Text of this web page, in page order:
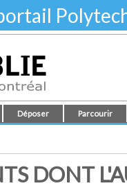
Déposer Parcourir
DONT